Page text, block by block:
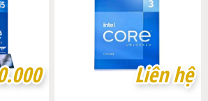
Liên hệ
Liên hệ